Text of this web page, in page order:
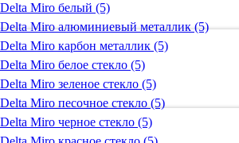
Delta Miro белый (5)
Delta Miro алюминиевый металлик (5)
Delta Miro карбон металлик (5)
Miro белое стекло (5)
Miro зеленое стекло (5)
Miro песочное стекло (5)
Miro черное стекло (5)